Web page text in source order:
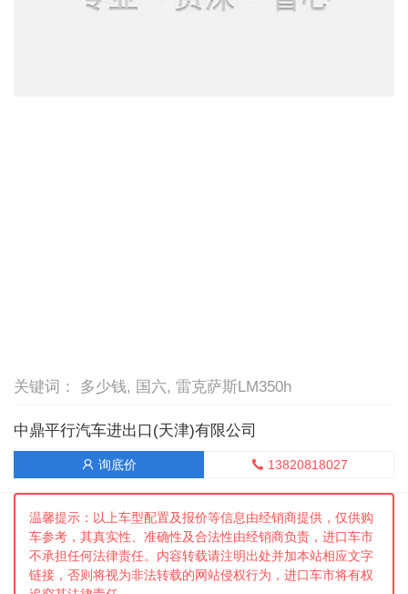
关键词： 多少钱, 国六, 雷克萨斯LM350h
中鼎平行汽车进出口(天津)有限公司
 询底价  13820818027
温馨提示：以上车型配置及报价等信息由经销商提供，仅供购
车参考，其真实性、准确性及合法性由经销商负责，进口车市
不承担任何法律责任。内容转载请注明出处并加本站相应文字
链接，否则将视为非法转载的网站侵权行为，进口车市将有权